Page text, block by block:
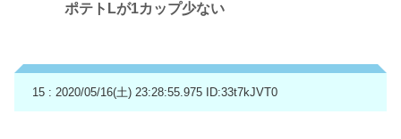
ポテトLが1カップ少ない
15 : 2020/05/16(土) 23:28:55.975 ID:33t7kJVT0